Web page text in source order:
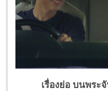
เรื่องย่อ บนพระ